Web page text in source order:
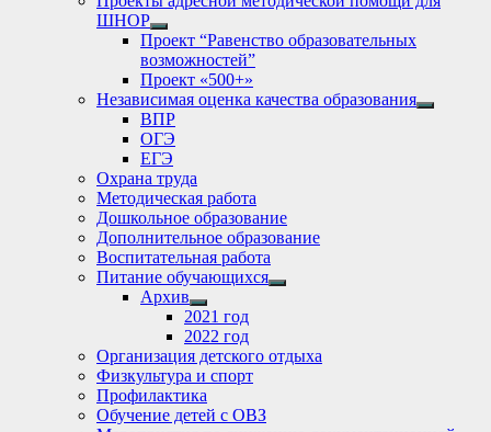
ШНОР
Show
sub
menu
Проект “Равенство образовательных
возможностей”
Проект «500+»
Независимая оценка качества образования
Show
ВПР
ОГЭ
ЕГЭ
Охрана труда
Методическая работа
Дошкольное образование
Дополнительное образование
Воспитательная работа
Питание обучающихся
Show
Архив
Show
sub
menu
2021 год
2022 год
Организация детского отдыха
Физкультура и спорт
Профилактика
Обучение детей с ОВЗ